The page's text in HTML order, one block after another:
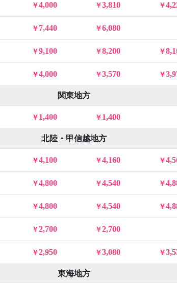
4,000 3,810
7,440 6,080
9,100 8,200
4,000 3,570
関東地方
1,400 1,400
北陸・甲信越地方
4,100 4,160
4,800 4,540
4,800 4,540
2,700 2,700
2,950 3,080
東海地方